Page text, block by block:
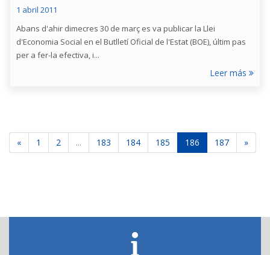
1 abril 2011
Abans d'ahir dimecres 30 de març es va publicar la Llei
d'Economia Social en el Butlletí Oficial de l'Estat (BOE), últim pas
per a fer-la efectiva, i...
Leer más
« 1 2 ... 183 184 185 186 187 »